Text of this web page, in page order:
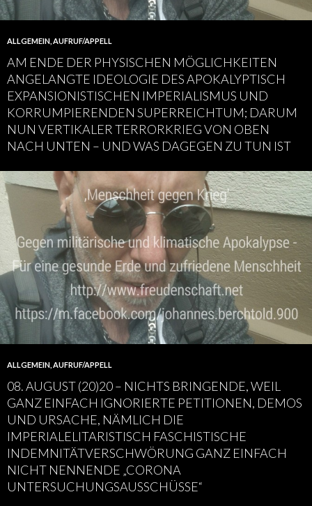
ALLGEMEIN AUFRUF/APPELL
AM ENDE DER PHYSISCHEN MÖGLICHKEITEN
ANGELANGTE IDEOLOGIE DES APOKALYPTISCH
EXPANSIONISTISCHEN IMPERIALISMUS UND
KORRUMPIERENDEN SUPERREICHTUM; DARUM
NUN VERTIKALER TERRORKRIEG VON OBEN
NACH UNTEN – UND WAS DAGEGEN ZU TUN IST
ALLGEMEIN AUFRUF/APPELL
08. AUGUST (20)20 – NICHTS BRINGENDE, WEIL
GANZ EINFACH IGNORIERTE PETITIONEN, DEMOS
UND URSACHE, NÄMLICH DIE
IMPERIALELITARISTISCH FASCHISTISCHE
INDEMNITÄTVERSCHWÖRUNG GANZ EINFACH
NICHT NENNENDE „CORONA
UNTERSUCHUNGSAUSSCHÜSSE“